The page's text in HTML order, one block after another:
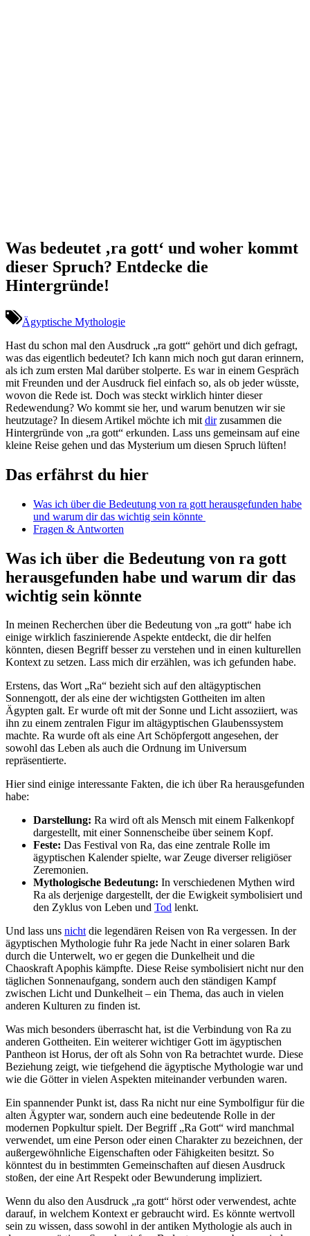
Was bedeutet ‚ra gott‘ und woher kommt
dieser Spruch? Entdecke die
Hintergründe!
Ägyptische Mythologie
Hast du schon‍ mal den Ausdruck „ra ​gott“ ‌gehört und dich gefragt,
was das eigentlich bedeutet? Ich ⁢kann mich ‍noch gut ‍daran erinnern,
als ich​ zum ersten Mal darüber stolperte. Es⁣ war​ in einem Gespräch
mit​ Freunden und der Ausdruck fiel ​einfach ‍so, als ob ​jeder wüsste,
wovon ⁤die⁤ Rede ist. Doch was ⁢steckt wirklich ​hinter dieser
Redewendung? Wo​ kommt sie⁣ her, und warum benutzen wir sie
heutzutage? ‍In diesem Artikel möchte ich mit dirzusammen die
Hintergründe von​ „ra gott“⁣ erkunden. Lass ⁤uns⁤ gemeinsam⁣ auf eine
kleine Reise gehen und das Mysterium ​um diesen⁤ Spruch lüften!
Das erfährst du hier
Was ich über⁢ die Bedeutung ‍von ra gott herausgefunden habe
und warum ⁣dir das wichtig ‌sein könnte ‌
Fragen &⁢ Antworten
Was ich über die ‍Bedeutung von ra gott
herausgefunden ‍habe und⁤ warum dir das
‌wichtig sein könnte
In meinen‌ Recherchen über die ​Bedeutung von „ra gott“ habe⁣ ich
einige wirklich faszinierende⁤ Aspekte ‌entdeckt, die dir‌ helfen​
könnten, diesen Begriff ⁣besser zu verstehen⁤ und in einen kulturellen⁢
Kontext‌ zu setzen.⁣ Lass mich dir erzählen, was ich ​gefunden ⁣habe.
Erstens, das ‍Wort „Ra“ bezieht sich ​auf den altägyptischen
Sonnengott, der als eine ‌der​ wichtigsten Gottheiten im alten
Ägypten ​galt. Er ⁣wurde oft⁢ mit der Sonne ⁣und Licht assoziiert, was‌
ihn zu ⁢einem zentralen Figur im ⁣altägyptischen Glaubenssystem
machte. Ra wurde oft als eine Art Schöpfergott ⁣angesehen, der
⁢sowohl das​ Leben als auch die Ordnung‌ im Universum
⁢repräsentierte.
Hier sind einige⁤ interessante Fakten, die ich über Ra herausgefunden
habe:
Darstellung: Ra​ wird oft ‌als Mensch mit einem ⁣Falkenkopf
‌dargestellt,​ mit ⁣einer Sonnenscheibe über⁣ seinem Kopf.
Feste: Das Festival von Ra, das eine zentrale Rolle im
ägyptischen Kalender spielte, war Zeuge diverser ​religiöser
Zeremonien.
Mythologische⁣ Bedeutung: In verschiedenen Mythen ​wird​
Ra als derjenige dargestellt, der die Ewigkeit ⁢symbolisiert und
den ⁤Zyklus ⁣von Leben und Tod lenkt.
Und lass uns⁤ nichtdie⁤ legendären​ Reisen von Ra vergessen. In der
ägyptischen Mythologie fuhr ‍Ra jede Nacht in einer solaren ‍Bark
durch ⁢die Unterwelt,⁢ wo ‍er gegen die ⁤Dunkelheit und die
Chaoskraft ⁣Apophis kämpfte. Diese Reise symbolisiert ⁣nicht nur den
täglichen‌ Sonnenaufgang, sondern auch‍ den ständigen Kampf
⁢zwischen Licht und Dunkelheit ​– ein Thema, ⁣das auch ⁤in vielen⁣
anderen Kulturen zu finden⁣ ist.
Was ‍mich besonders überrascht hat, ist ‌die‍ Verbindung‌ von⁣ Ra zu⁢
anderen⁣ Gottheiten. Ein weiterer ​wichtiger Gott ⁢im ägyptischen
Pantheon ‍ist Horus, der ⁣oft ​als Sohn von‍ Ra betrachtet ⁢wurde.⁤ Diese
Beziehung zeigt, ‍wie⁤ tiefgehend‌ die ägyptische‍ Mythologie ⁣war ‌und
wie die Götter in vielen Aspekten miteinander verbunden waren.
Ein spannender Punkt ist, dass Ra nicht nur eine⁢ Symbolfigur für die‍
alten Ägypter war, sondern auch eine bedeutende ⁢Rolle in ​der
⁢modernen⁣ Popkultur spielt. Der Begriff „Ra⁢ Gott“ ​wird manchmal ​
verwendet, um​ eine Person oder einen ‍Charakter zu bezeichnen, der
außergewöhnliche ​Eigenschaften​ oder Fähigkeiten besitzt. So
könntest du in bestimmten Gemeinschaften auf diesen Ausdruck
stoßen, der⁤ eine Art Respekt oder Bewunderung impliziert.
Wenn du ⁢also den Ausdruck „ra‌ gott“ hörst⁣ oder verwendest, ⁤achte
darauf, in welchem ⁤Kontext er gebraucht wird.⁢ Es​ könnte wertvoll
sein zu wissen,‍ dass⁤ sowohl in der antiken ​Mythologie als auch in